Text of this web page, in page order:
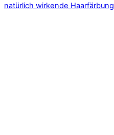
natürlich wirkende